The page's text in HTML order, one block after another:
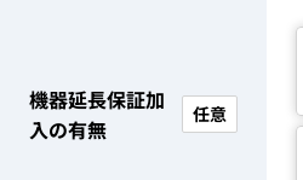
機器延長保証加
入の有無
任意